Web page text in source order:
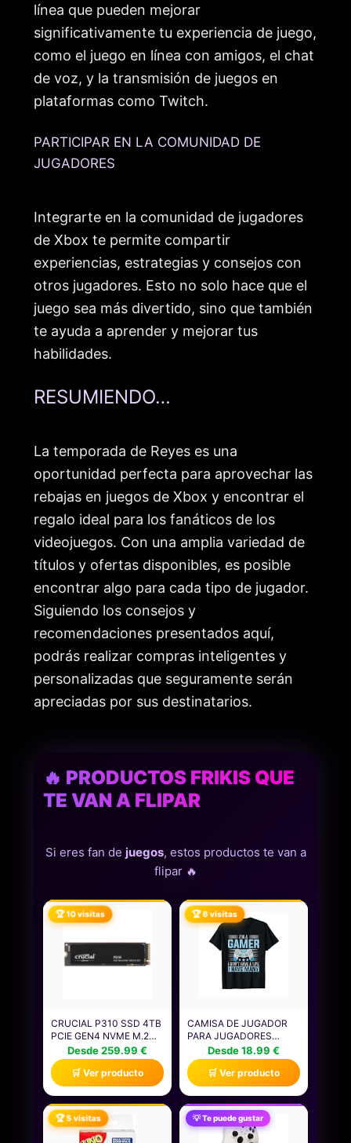
línea que pueden mejorar
significativamente tu experiencia de juego,
como el juego en línea con amigos, el chat
de voz, y la transmisión de juegos en
plataformas como Twitch.
PARTICIPAR EN LA COMUNIDAD DE
JUGADORES
Integrarte en la comunidad de jugadores
de Xbox te permite compartir
experiencias, estrategias y consejos con
otros jugadores. Esto no solo hace que el
juego sea más divertido, sino que también
te ayuda a aprender y mejorar tus
habilidades.
RESUMIENDO…
La temporada de Reyes es una
oportunidad perfecta para aprovechar las
rebajas en juegos de Xbox y encontrar el
regalo ideal para los fanáticos de los
videojuegos. Con una amplia variedad de
títulos y ofertas disponibles, es posible
encontrar algo para cada tipo de jugador.
Siguiendo los consejos y
recomendaciones presentados aquí,
podrás realizar compras inteligentes y
personalizadas que seguramente serán
apreciadas por sus destinatarios.
🔥 PRODUCTOS FRIKIS QUE
TE VAN A FLIPAR
Si eres fan de juegos, estos productos te van a
flipar 🔥
🏆 10 visitas
CRUCIAL P310 SSD 4TB
PCIE GEN4 NVME M.2
2280, DISCO INTERNO,
HASTA 7.100 MB/S,
COMPATIBLE CON
ORDENADOR PORTÁTIL
Y DE SOBREMESA &
CONSOLAS DE JUEGOS
PORTÁTILES -
CT4000P310SSD801
Desde 259.99 €
🛒 Ver producto
🏆 6 visitas
CAMISA DE JUGADOR
PARA JUGADORES
NIÑOS HOMBRES
VIDEOJUEGOS JUEGOS
CAMISETA
Desde 18.99 €
🛒 Ver producto
🏆 5 visitas 💡 Te puede gustar